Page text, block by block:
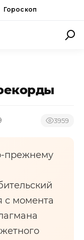
Гороскоп
3959
прежнему
с момента